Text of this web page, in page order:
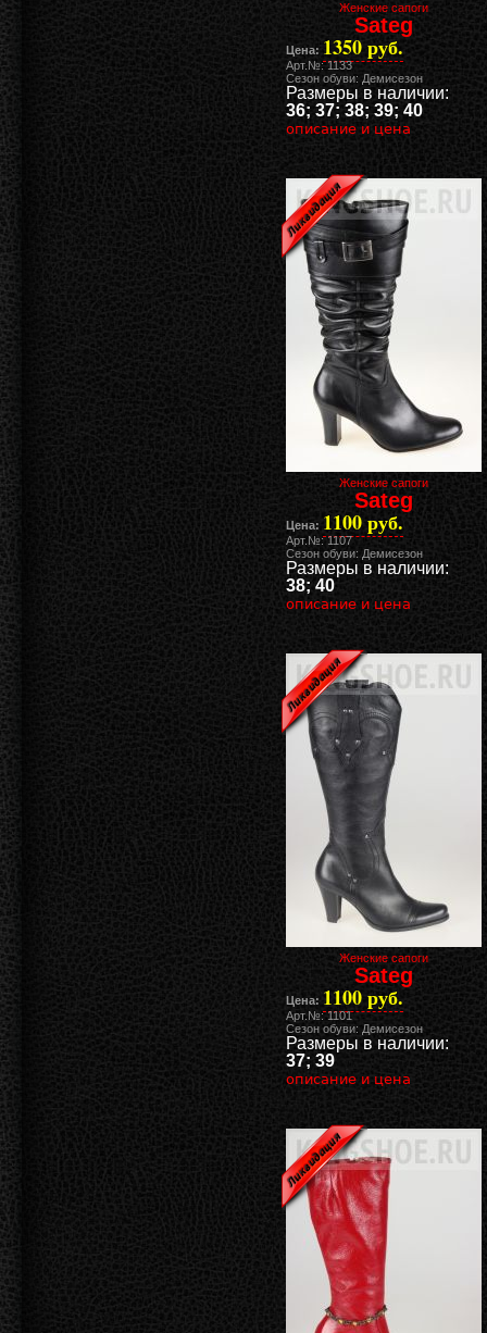
Женские сапоги
Sateg
Цена: 1350 руб.
Арт.№: 1133
Сезон обуви: Демисезон
Размеры в наличии:
36; 37; 38; 39; 40
описание и цена
Женские сапоги
Sateg
Цена: 1100 руб.
Арт.№: 1107
Сезон обуви: Демисезон
Размеры в наличии:
38; 40
описание и цена
Женские сапоги
Sateg
Цена: 1100 руб.
Арт.№: 1101
Сезон обуви: Демисезон
Размеры в наличии:
37; 39
описание и цена